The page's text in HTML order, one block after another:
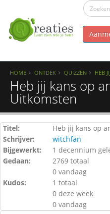
HOME ONTDEK QUIZZEN HEB
Heb jij kans op
Uitkomsten
Titel:
Heb jij kans op
Schrijver:
witchfan
Bijgewerkt:
1 decennium
Gedaan:
2769 totaal
0 vandaag
Kudos:
1 totaal
0 deze week
0 vandaag